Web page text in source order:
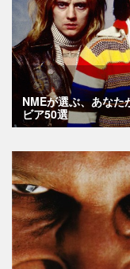
NMEが選ぶ、あなた
ビア50選